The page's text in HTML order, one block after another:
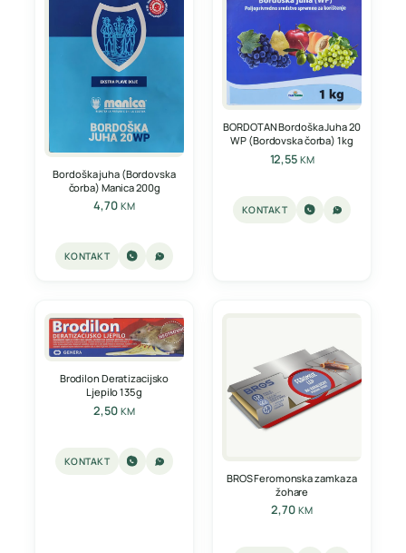
Bordoška juha (Bordovska
čorba) Manica 200g
4,70 KM
KONTAKT
BORDOTAN Bordoška Juha 20
WP (Bordovska čorba) 1kg
12,55 KM
KONTAKT
Brodilon Deratizacijsko
Ljepilo 135g
2,50 KM
KONTAKT
BROS Feromonska zamka za
žohare
2,70 KM